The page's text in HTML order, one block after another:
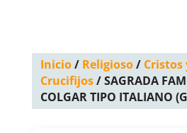
Inicio/ Religioso/ Cristos
Crucifijos/ SAGRADA
COLGAR TIPO ITALIANO